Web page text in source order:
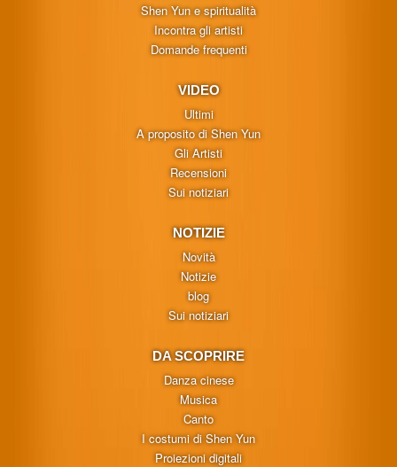
Shen Yun e spiritualità
Incontra gli artisti
Domande frequenti
VIDEO
Ultimi
A proposito di Shen Yun
Gli Artisti
Recensioni
Sui notiziari
NOTIZIE
Novità
Notizie
blog
Sui notiziari
DA SCOPRIRE
Danza cinese
Musica
Canto
I costumi di Shen Yun
Proiezioni digitali